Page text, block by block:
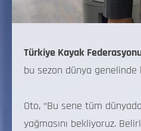
Türkiye Kayak
bu sezon dünya genelinde
Oto, “Bu sene tüm
yağmasını bekliyoruz.